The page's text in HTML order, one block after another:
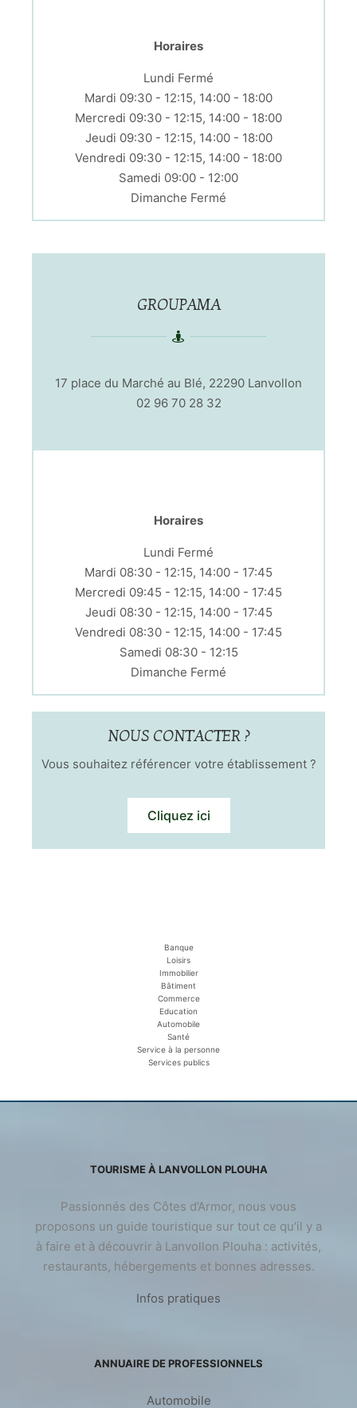
Horaires
Lundi Fermé
Mardi 09:30 - 12:15, 14:00 - 18:00
Mercredi 09:30 - 12:15, 14:00 - 18:00
Jeudi 09:30 - 12:15, 14:00 - 18:00
Vendredi 09:30 - 12:15, 14:00 - 18:00
Samedi 09:00 - 12:00
Dimanche Fermé
GROUPAMA
17 place du Marché au Blé, 22290 Lanvollon
02 96 70 28 32
Horaires
Lundi Fermé
Mardi 08:30 - 12:15, 14:00 - 17:45
Mercredi 09:45 - 12:15, 14:00 - 17:45
Jeudi 08:30 - 12:15, 14:00 - 17:45
Vendredi 08:30 - 12:15, 14:00 - 17:45
Samedi 08:30 - 12:15
Dimanche Fermé
NOUS CONTACTER ?
Vous souhaitez référencer votre établissement ?
Cliquez ici
Banque
Loisirs
Immobilier
Bâtiment
Commerce
Education
Automobile
Santé
Service à la personne
Services publics
TOURISME À LANVOLLON PLOUHA
Passionnés des Côtes d’Armor, nous vous
proposons un guide touristique sur tout ce qu’il y a
à faire et à découvrir à Lanvollon Plouha : activités,
restaurants, hébergements et bonnes adresses.
Infos pratiques
ANNUAIRE DE PROFESSIONNELS
Automobile